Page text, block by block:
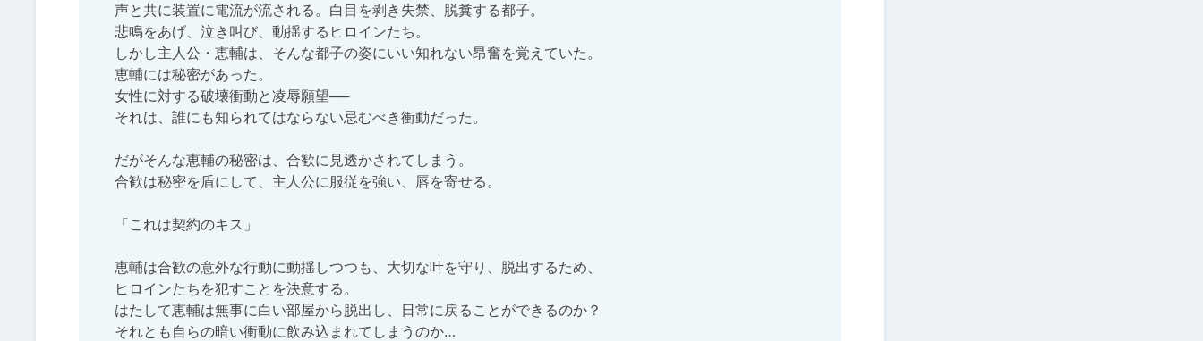
声と共に装置に電流が流される。白目を剥き失禁、脱糞する都子。
悲鳴をあげ、泣き叫び、動揺するヒロインたち。
しかし主人公・恵輔は、そんな都子の姿にいい知れない昂奮を覚えていた。
恵輔には秘密があった。
女性に対する破壊衝動と凌辱願望──
それは、誰にも知られてはならない忌むべき衝動だった。
だがそんな恵輔の秘密は、合歓に見透かされてしまう。
合歓は秘密を盾にして、主人公に服従を強い、唇を寄せる。
「これは契約のキス」
恵輔は合歓の意外な行動に動揺しつつも、大切な叶を守り、脱出するため、
ヒロインたちを犯すことを決意する。
はたして恵輔は無事に白い部屋から脱出し、日常に戻ることができるのか？
それとも自らの暗い衝動に飲み込まれてしまうのか…